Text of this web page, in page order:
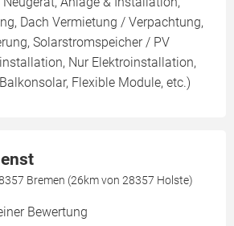
Dach Vermietung / Verpachtung,
Solarstromspeicher / PV
Nur Elektroinstallation,
Flexible Module, etc.)
Bremen (26km von 28357 Holste)
Bewertung